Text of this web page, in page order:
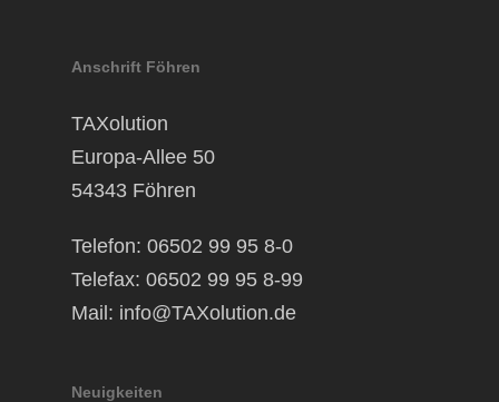
Anschrift Föhren
TAXolution
Europa-Allee 50
54343 Föhren
Telefon: 06502 99 95 8-0
Telefax: 06502 99 95 8-99
Mail: info@TAXolution.de
Neuigkeiten